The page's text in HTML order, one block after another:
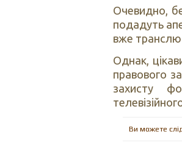
Очевидно,
подадуть
вже
Однак,
правового
захисту
Ви можете